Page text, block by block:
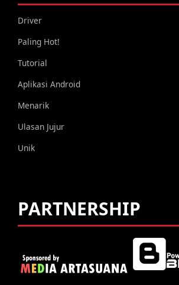
Driver
Paling Hot!
Tutorial
Aplikasi Android
Menarik
Ulasan Jujur
Unik
PARTNERSHIP